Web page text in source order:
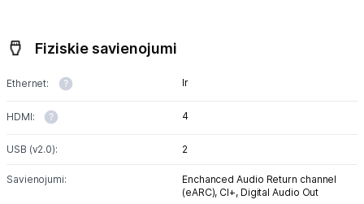
Fiziskie savienojumi
Ethernet: Ir
HDMI: 4
USB (v2.0): 2
Savienojumi:
Enchanced Audio Return channel
(eARC), CI+, Digital Audio Out